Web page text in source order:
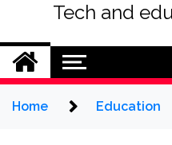
Tech and
Home Education